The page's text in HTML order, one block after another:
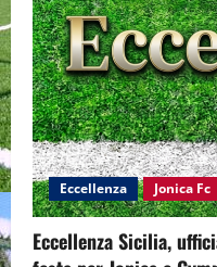
Eccellenza Jonica Fc
Eccellenza Sicilia,